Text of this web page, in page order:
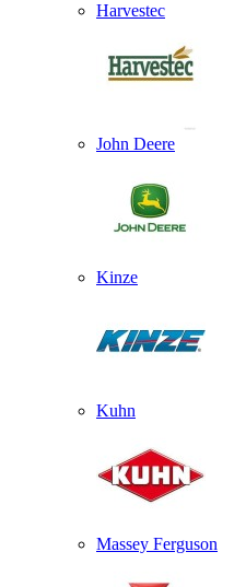
Harvestec
John Deere
Kinze
Kuhn
Massey Ferguson